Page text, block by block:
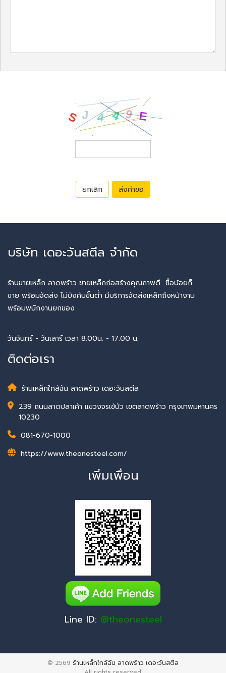
ยกเลิก ส่งคำขอ
บริษัท เดอะวันสตีล จำกัด
ร้านขายเหล็ก ลาดพร้าว ขายเหล็กก่อสร้างคุณภาพดี ซื้อน้อยก็
ขาย พร้อมจัดส่ง ไม่บังคับขั้นต่ำ มีบริการจัดส่งเหล็กถึงหน้างาน
พร้อมพนักงานยกของ
วันจันทร์ - วันเสาร์ เวลา 8.00น. - 17.00 น.
ติดต่อเรา
ร้านเหล็กใกล้ฉัน ลาดพร้าว เดอะวันสตีล
239 ถนนลาดปลาเค้า แขวงจรเข้บัว เขตลาดพร้าว กรุงเทพมหานคร
10230
081-670-1000
https://www.theonesteel.com/
เพิ่มเพื่อน
Line ID: @theonesteel
© 2569 ร้านเหล็กใกล้ฉัน ลาดพร้าว เดอะวันสตีล